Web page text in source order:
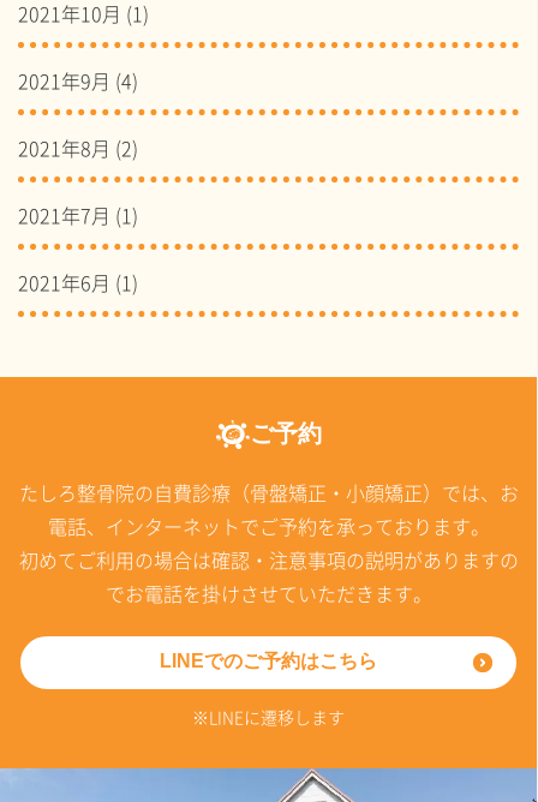
2021年10月 (1)
2021年9月 (4)
2021年8月 (2)
2021年7月 (1)
2021年6月 (1)
ご予約
たしろ整骨院の自費診療（骨盤矯正・小顔矯正）では、お
電話、インターネットでご予約を承っております。
初めてご利用の場合は確認・注意事項の説明がありますの
でお電話を掛けさせていただきます。
LINEでのご予約はこちら
※LINEに遷移します